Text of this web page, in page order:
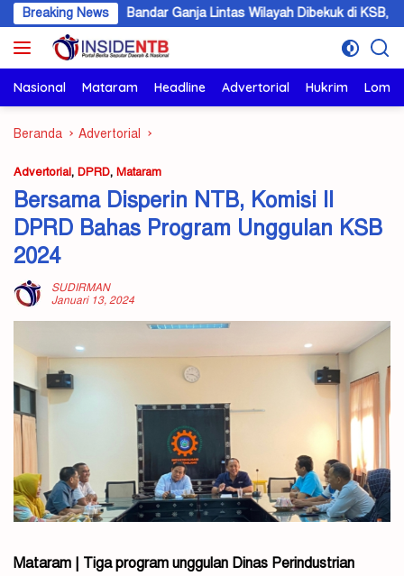
Langsung
ke
konten
Breaking News
Bandar Ganja Lintas Wilayah Dibekuk di KSB, 5,6 Kilogram
Nasional Mataram Headline Advertorial Hukrim
Beranda Advertorial
Advertorial, DPRD, Mataram
Bersama Disperin NTB, Komisi II
DPRD Bahas Program Unggulan KSB
2024
SUDIRMAN
Januari 13, 2024
Mataram | Tiga program unggulan Dinas Perindustrian